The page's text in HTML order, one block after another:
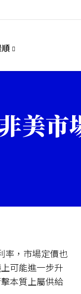
美市
率，市場定價也
可能進一步升
本質上屬供給